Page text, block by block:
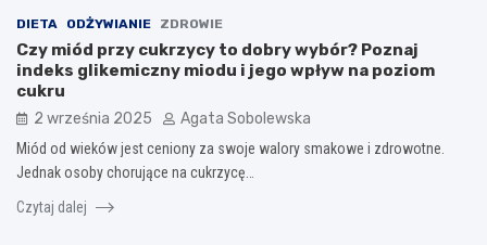
DIETA ODŻYWIANIE ZDROWIE
Czy miód przy cukrzycy to dobry wybór? Poznaj
indeks glikemiczny miodu i jego wpływ na poziom
cukru
2 września 2025 Agata Sobolewska
Miód od wieków jest ceniony za swoje walory smakowe i zdrowotne.
Jednak osoby chorujące na cukrzycę…
Czytaj dalej